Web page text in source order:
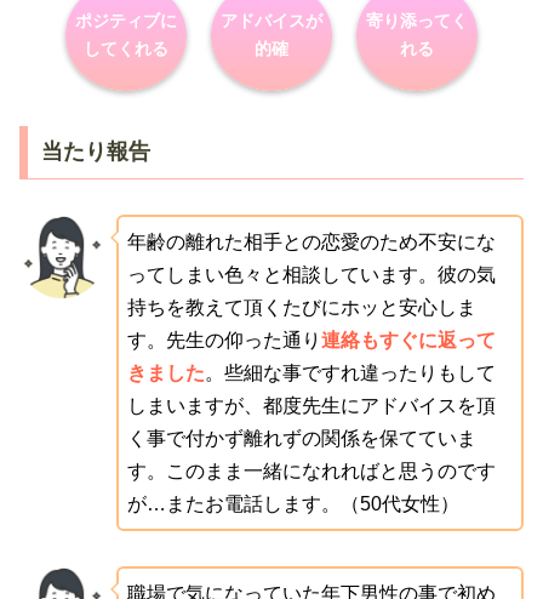
ポジティブに
してくれる
アドバイスが
的確
寄り添ってく
れる
当たり報告
年齢の離れた相手との恋愛のため不安にな
ってしまい色々と相談しています。彼の気
持ちを教えて頂くたびにホッと安心しま
す。先生の仰った通り 連絡もすぐに返って
きました。些細な事ですれ違ったりもして
しまいますが、都度先生にアドバイスを頂
く事で付かず離れずの関係を保てていま
す。このまま一緒になれればと思うのです
が…またお電話します。（50代女性）
職場で気になっていた年下男性の事で初め